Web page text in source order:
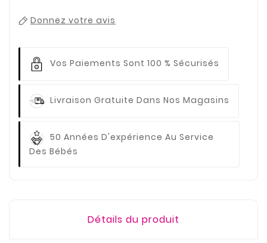
Donnez votre avis
Vos Paiements Sont 100 % Sécurisés
Livraison Gratuite Dans Nos Magasins
50 Années D'expérience Au Service
Des Bébés
Détails du produit